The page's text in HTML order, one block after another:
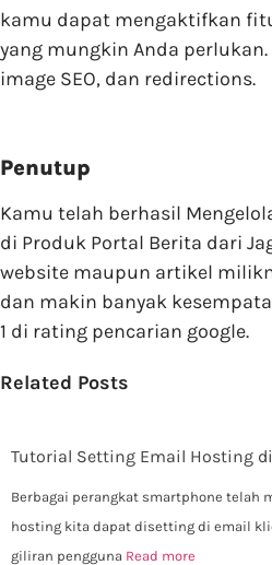
kamu dapat mengaktifkan
yang mungkin Anda
image SEO, dan redirections.
Penutup
Kamu telah berhasil
di Produk Portal Berita dari
website maupun artikel
dan makin banyak
1 di rating pencarian google.
Related Posts
Tutorial Setting Email Hosting
Berbagai perangkat smartphone telah
hosting kita dapat disetting di email
giliran pengguna Read more